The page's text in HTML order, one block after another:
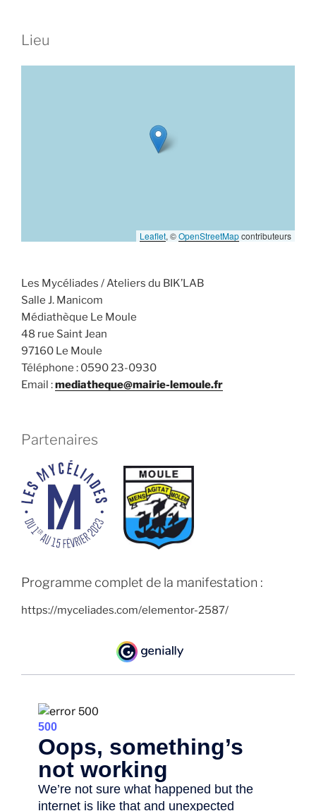
Lieu
Leaflet, ©OpenStreetMapcontributeurs
Les Mycéliades / Ateliers du BIK’LAB
Salle J. Manicom
Médiathèque Le Moule
48 rue Saint Jean
97160 Le Moule
Téléphone : 0590 23-0930
Email :mediatheque@mairie-lemoule.fr
Partenaires
Programme complet de la manifestation :
https://myceliades.com/elementor-2587/